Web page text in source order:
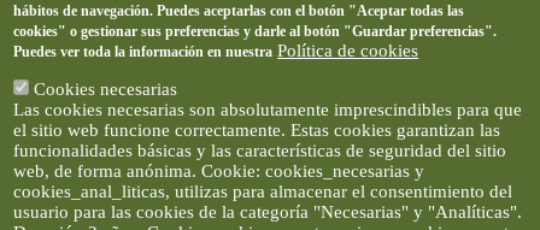
hábitos de navegación. Puedes aceptarlas con el botón "Aceptar todas las
cookies" o gestionar sus preferencias y darle al botón "Guardar preferencias".
Puedes ver toda la información en nuestra Política de cookies
Cookies necesarias
Las cookies necesarias son absolutamente imprescindibles para que
el sitio web funcione correctamente. Estas cookies garantizan las
funcionalidades básicas y las características de seguridad del sitio
web, de forma anónima. Cookie: cookies_necesarias y
cookies_anal_liticas, utilizas para almacenar el consentimiento del
usuario para las cookies de la categoría "Necesarias" y "Analíticas".